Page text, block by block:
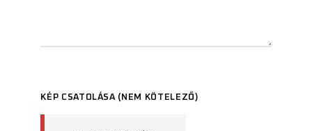
KÉP CSATOLÁSA (NEM KÖTELEZŐ)